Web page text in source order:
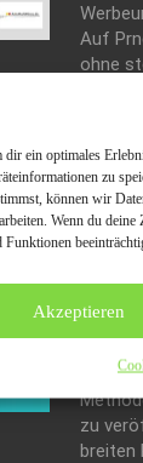
dir ein optimales
zu
können wir
Wenn du
Funktionen
Akzeptieren
Auf
ohne
zu
breiten